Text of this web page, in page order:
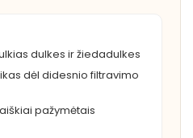
dulkes ir žiedadulkes
dėl didesnio filtravimo
pažymėtais